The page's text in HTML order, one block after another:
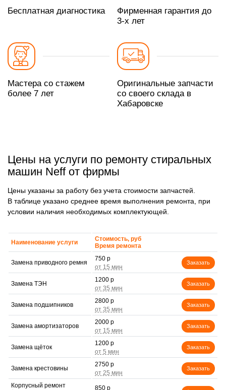
Бесплатная диагностика
Фирменная гарантия до
3-х лет
Мастера со стажем
более 7 лет
Оригинальные запчасти
со своего склада в
Хабаровске
Цены на услуги по ремонту стиральных
машин Neff от фирмы
Цены указаны за работу без учета стоимости запчастей.
В таблице указано среднее время выполнения ремонта, при
условии наличия необходимых комплектующей.
Наименование услуги
Стоимость, руб
Время ремонта
Замена приводного ремня
750 р
Заказать
Замена ТЭН
1200 р
Заказать
Замена подшипников
2800 р
Заказать
Замена амортизаторов
2000 р
Заказать
Замена щёток
1200 р
Заказать
Замена крестовины
2750 р
Заказать
Корпусный ремонт
850 р